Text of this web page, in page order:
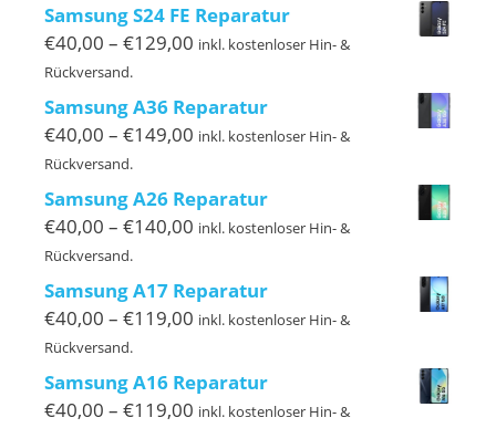
bis
€170,00
Samsung S24 FE Reparatur
€40,00 – €129,00 Preisspanne:
€129,00
inkl. kostenloser Hin- &
Rückversand.
Samsung A36 Reparatur
€40,00 – €149,00 Preisspanne:
€149,00
inkl. kostenloser Hin- &
Rückversand.
Samsung A26 Reparatur
€40,00 – €140,00 Preisspanne:
€140,00
inkl. kostenloser Hin- &
Rückversand.
Samsung A17 Reparatur
€40,00 – €119,00 Preisspanne:
€119,00
inkl. kostenloser Hin- &
Rückversand.
Samsung A16 Reparatur
€40,00 – €119,00 Preisspanne:
inkl. kostenloser Hin- &